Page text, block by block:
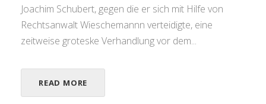
Joachim Schubert, gegen die er sich mit Hilfe von
Rechtsanwalt Wieschemannn verteidigte, eine
zeitweise groteske Verhandlung vor dem...
READ MORE